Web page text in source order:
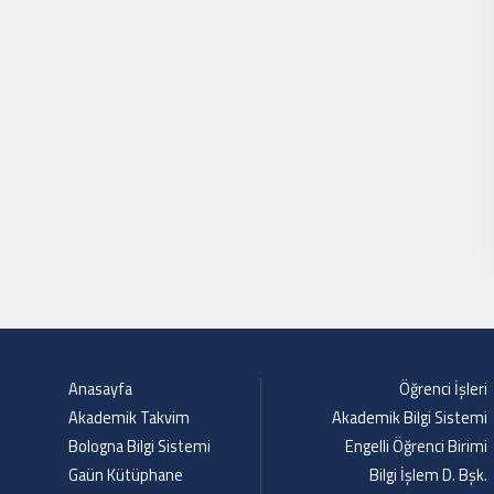
Anasayfa
Akademik Takvim
Bologna Bilgi Sistemi
Gaün Kütüphane
Öğrenci İşleri
Akademik Bilgi Sistemi
Engelli Öğrenci Birimi
Bilgi İşlem D. Bşk.